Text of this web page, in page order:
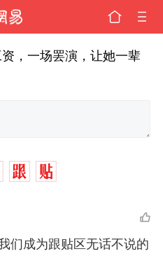
，一场罢演，让她一辈
们成为跟贴区无话不说的